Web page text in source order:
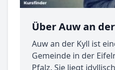
Über Auw an
Auw an der Kyll ist
Gemeinde in der
Pfalz. Sie liegt